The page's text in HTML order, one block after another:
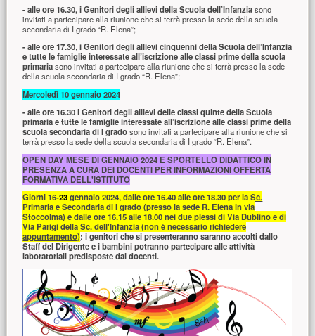
- alle ore 16.30, i Genitori degli allievi della Scuola dell’Infanziasono
invitati a partecipare alla riunione che si terrà presso la sede della scuola
secondaria di I grado “R. Elena”;
-alle ore 17.30,i Genitori degli allievi cinquenni della Scuola dell’Infanzia
e tutte le famiglie interessate all’iscrizione alle classi prime della scuola
primariasono invitati a partecipare alla riunione che si terrà presso la sede
della scuola secondaria di I grado “R. Elena”;
Mercoledì 10 gennaio 2024
- alle ore 16.30 i Genitori degli allievi delle classi quinte della Scuola
primaria e tutte le famiglie interessate all’iscrizione alle classi prime della
scuola secondaria di I gradosono invitati a partecipare alla riunione che si
terrà presso la sede della scuola secondaria di I grado “R. Elena”.
OPEN DAY MESE DI GENNAIO 2024 E SPORTELLO DIDATTICO IN
PRESENZA A CURA DEI DOCENTI PER INFORMAZIONI OFFERTA
FORMATIVA DELL'ISTITUTO
Giorni 16-23gennaio 2024, dalle ore 16.40 alle ore 18.30 per la Sc.
Primaria e Secondaria di I grado (presso la sede R. Elena in via
Stoccolma) e dalle ore 16.15 alle 18.00 nei due plessi di Via Dublino e di
Via Parigi della Sc. dell'Infanzia (non è necessario richiedere
appuntamento): i genitori che si presenteranno saranno accolti dallo
Staff del Dirigente e i bambini potranno partecipare alle attività
laboratoriali predisposte dai docenti.